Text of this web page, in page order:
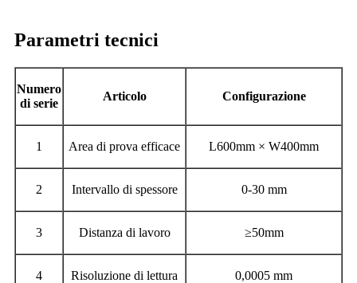
Parametri tecnici
Numero
di serie
Articolo Configurazione
1 Area di prova efficace L600mm × W400mm
2 Intervallo di spessore 0-30 mm
3 Distanza di lavoro ≥50mm
4 Risoluzione di lettura 0,0005 mm